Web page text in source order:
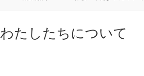
わたしたちについて